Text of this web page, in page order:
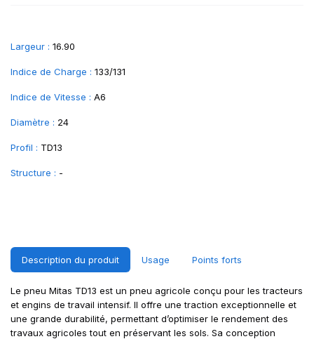
Largeur : 16.90
Indice de Charge : 133/131
Indice de Vitesse : A6
Diamètre : 24
Profil : TD13
Structure : -
Description du produit Usage Points forts
Le pneu Mitas TD13 est un pneu agricole conçu pour les tracteurs
et engins de travail intensif. Il offre une traction exceptionnelle et
une grande durabilité, permettant d’optimiser le rendement des
travaux agricoles tout en préservant les sols. Sa conception